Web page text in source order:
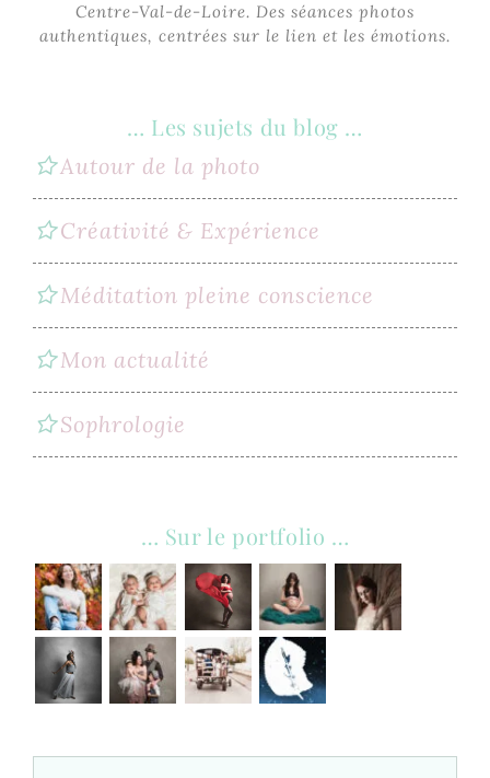
Centre-Val-de-Loire. Des séances photos
authentiques, centrées sur le lien et les émotions.
… Les sujets du blog …
Autour de la photo
Créativité & Expérience
Méditation pleine conscience
Mon actualité
Sophrologie
… Sur le portfolio …